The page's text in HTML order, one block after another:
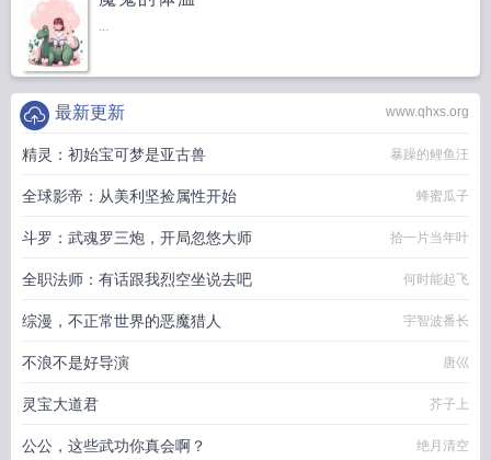
...
www.qhxs.org
最新更新
精灵：初始宝可梦是亚古兽 暴躁的鲤鱼汪
全球影帝：从美利坚捡属性开始 蜂蜜瓜子
斗罗：武魂罗三炮，开局忽悠大师 拾一片当年叶
全职法师：有话跟我烈空坐说去吧 何时能起飞
综漫，不正常世界的恶魔猎人 宇智波番长
不浪不是好导演 唐巛
灵宝大道君 芥子上
公公，这些武功你真会啊？ 绝月清空